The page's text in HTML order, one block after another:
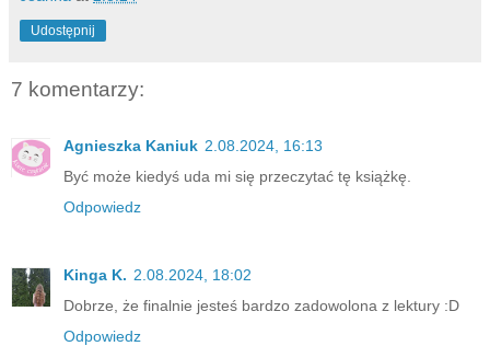
Udostępnij
7 komentarzy:
Agnieszka Kaniuk 2.08.2024, 16:13
Być może kiedyś uda mi się przeczytać tę książkę.
Odpowiedz
Kinga K. 2.08.2024, 18:02
Dobrze, że finalnie jesteś bardzo zadowolona z lektury :D
Odpowiedz